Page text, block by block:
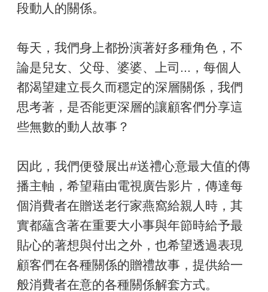
段動人的關係。
每天，我們身上都扮演著好多種角色，不
論是兒女、父母、婆婆、上司...，每個人
都渴望建立長久而穩定的深層關係，我們
思考著，是否能更深層的讓顧客們分享這
些無數的動人故事？
因此，我們便發展出#送禮心意最大值的傳
播主軸，希望藉由電視廣告影片，傳達每
個消費者在贈送老行家燕窩給親人時，其
實都蘊含著在重要大小事與年節時給予最
貼心的著想與付出之外，也希望透過表現
顧客們在各種關係的贈禮故事，提供給一
般消費者在意的各種關係解套方式。